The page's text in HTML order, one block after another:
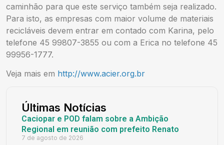
caminhão para que este serviço também seja realizado.
Para isto, as empresas com maior volume de materiais
recicláveis devem entrar em contado com Karina, pelo
telefone 45 99807-3855 ou com a Erica no telefone 45
99956-1777.
Veja mais em http://www.acier.org.br
Últimas Notícias
Caciopar e POD falam sobre a Ambição
Regional em reunião com prefeito Renato
7 de agosto de 2026